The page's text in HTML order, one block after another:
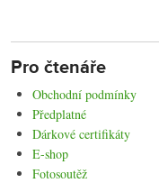
Pro čtenáře
Obchodní podmínky
Předplatné
Dárkové certifikáty
E-shop
Fotosoutěž